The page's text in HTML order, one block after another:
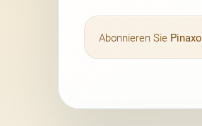
Abonnieren Sie Pinaxo